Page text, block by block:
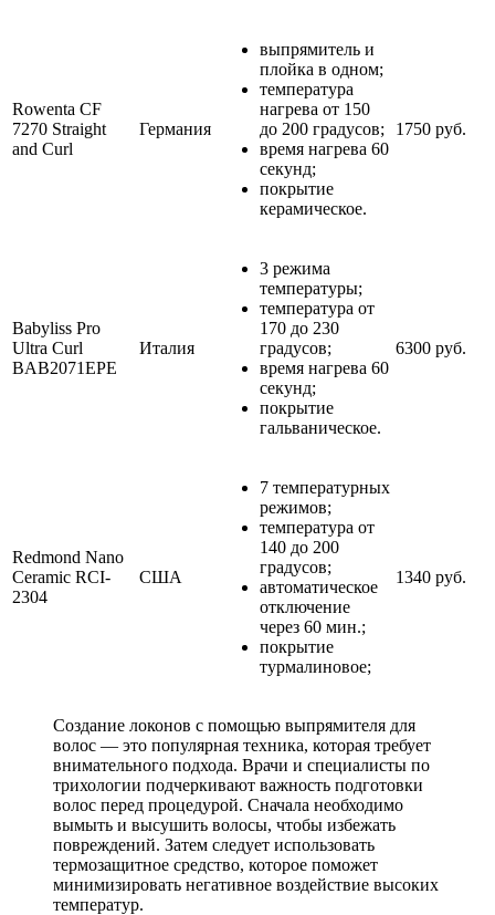
Rowenta CF
7270 Straight
and Curl
Германия
выпрямитель и
плойка в одном;
температура
нагрева от 150
до 200 градусов;
время нагрева 60
секунд;
покрытие
керамическое.
1750 руб.
Babyliss Pro
Ultra Curl
BAB2071EPE
Италия
3 режима
температуры;
температура от
170 до 230
градусов;
время нагрева 60
секунд;
покрытие
гальваническое.
6300 руб.
Redmond Nano
Ceramic RCI-
2304
США
7 температурных
режимов;
температура от
140 до 200
градусов;
автоматическое
отключение
через 60 мин.;
покрытие
турмалиновое;
1340 руб.
Создание локонов с помощью выпрямителя для
волос — это популярная техника, которая требует
внимательного подхода. Врачи и специалисты по
трихологии подчеркивают важность подготовки
волос перед процедурой. Сначала необходимо
вымыть и высушить волосы, чтобы избежать
повреждений. Затем следует использовать
термозащитное средство, которое поможет
минимизировать негативное воздействие высоких
температур.